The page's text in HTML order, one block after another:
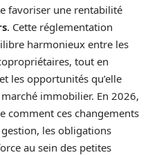
favoriser une rentabilité
. Cette réglementation
harmonieux entre les
tout en
les opportunités qu’elle
immobilier. En 2026,
comment ces changements
les obligations
au sein des petites